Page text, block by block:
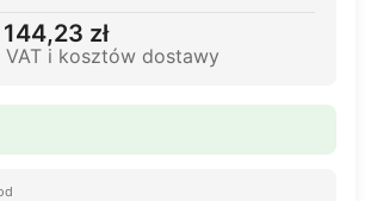
144,23 zł
VAT i kosztów dostawy